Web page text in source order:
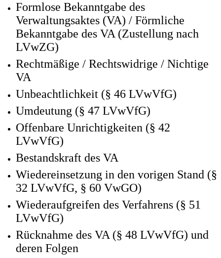
Formlose Bekanntgabe des
Verwaltungsaktes (VA) / Förmliche
Bekanntgabe des VA (Zustellung nach
LVwZG)
Rechtmäßige / Rechtswidrige / Nichtige
VA
Unbeachtlichkeit (§ 46 LVwVfG)
Umdeutung (§ 47 LVwVfG)
Offenbare Unrichtigkeiten (§ 42
LVwVfG)
Bestandskraft des VA
Wiedereinsetzung in den vorigen Stand (§
32 LVwVfG, § 60 VwGO)
Wiederaufgreifen des Verfahrens (§ 51
LVwVfG)
Rücknahme des VA (§ 48 LVwVfG) und
deren Folgen